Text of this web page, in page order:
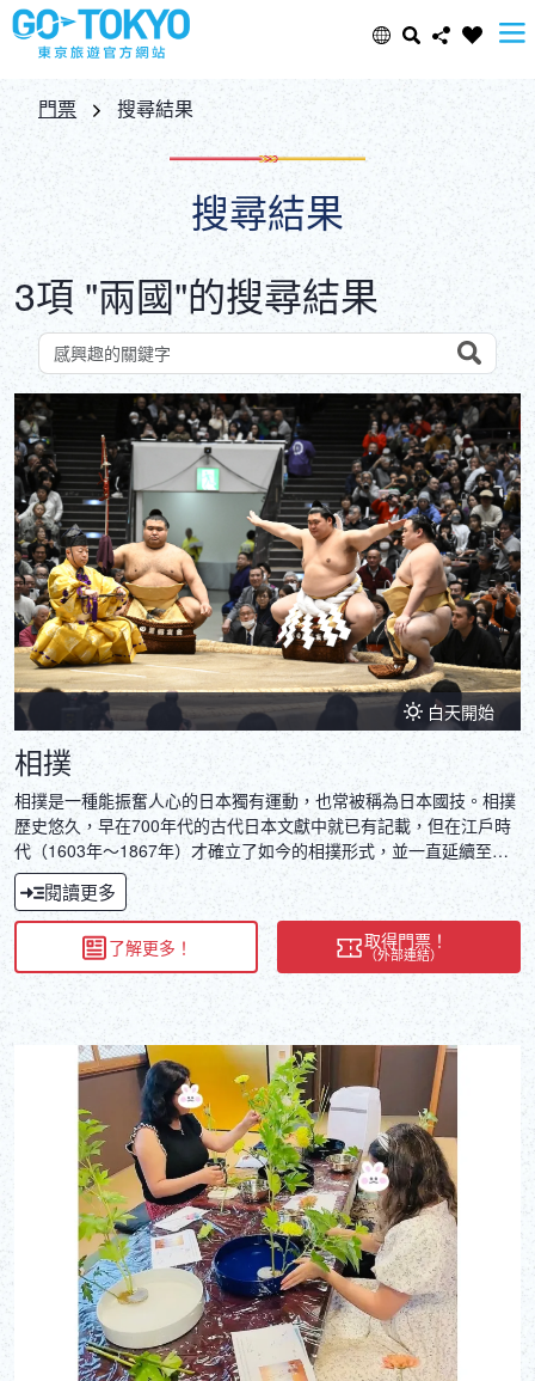
Select Language
日本語
ENGLISH
中文(简体)
中文(繁體/正體)
한글
ภาษาไทย
DEUTSCH
ITALIANO
ESPAÑOL
FRANÇAIS
Share this page
Email
Copy URL
門票 搜尋結果
搜尋結果
3項 "兩國"的搜尋結果
Search
依關鍵字搜尋景點
白天開始
相撲
相撲是一種能振奮人心的日本獨有運動，也常被稱為日本國技。相撲
歷史悠久，早在700年代的古代日本文獻中就已有記載，但在江戶時
代（1603年～1867年）才確立了如今的相撲形式，並一直延續至
今。時至今日，相撲在日本是僅次於棒球的熱門運動之一，仍讓男女
老少等眾多觀眾為之著迷。
閱讀更多
了解更多！ 取得門票！
（外部連結）